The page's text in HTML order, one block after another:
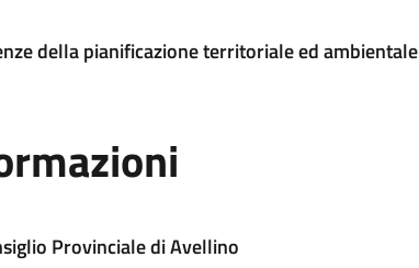
della pianificazione territoriale ed ambientale
Provinciale di Avellino